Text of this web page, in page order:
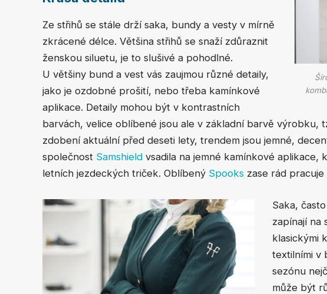
Ze střihů se stále drží saka, bundy a vesty v mírně
zkrácené délce. Většina střihů se snaží zdůraznit
ženskou siluetu, je to slušivé a pohodlné.
U většiny bund a vest vás zaujmou různé detaily,
jako je ozdobné prošití, nebo třeba kamínkové
aplikace. Detaily mohou být v kontrastních
barvách, velice oblíbené jsou ale v základní barvě výrobku,
zdobení aktuální před deseti lety, trendem jsou jemné,
společnost Samshield vsadila na jemné kamínkové
letních jezdeckých triček. Oblíbený Spooks zase rád
Saka,
zapínají na
klasickými
textilními v
sezónu
může být